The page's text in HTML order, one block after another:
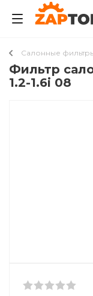
Салонные
Фильтр
1.2-1.6i 08